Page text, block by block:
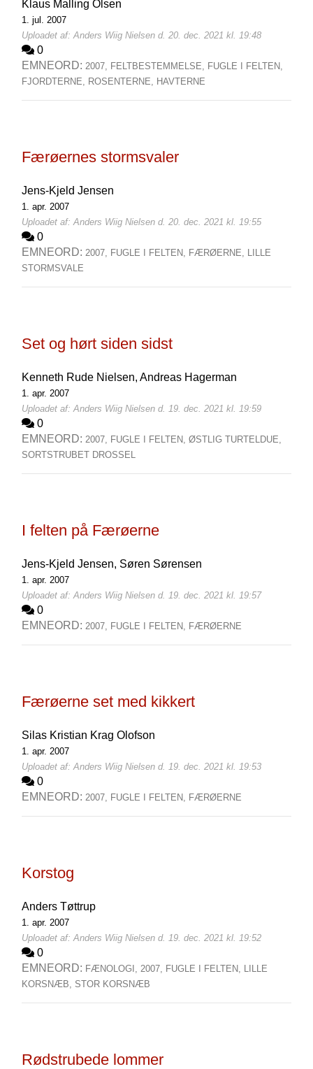
Klaus Malling Olsen
1. jul. 2007
Uploadet af: Anders Wiig Nielsen d. 20. dec. 2021 kl. 19:48
0
EMNEORD: 2007, FELTBESTEMMELSE, FUGLE I FELTEN,
FJORDTERNE, ROSENTERNE, HAVTERNE
Færøernes stormsvaler
Jens-Kjeld Jensen
1. apr. 2007
Uploadet af: Anders Wiig Nielsen d. 20. dec. 2021 kl. 19:55
0
EMNEORD: 2007, FUGLE I FELTEN, FÆRØERNE, LILLE
STORMSVALE
Set og hørt siden sidst
Kenneth Rude Nielsen, Andreas Hagerman
1. apr. 2007
Uploadet af: Anders Wiig Nielsen d. 19. dec. 2021 kl. 19:59
0
EMNEORD: 2007, FUGLE I FELTEN, ØSTLIG TURTELDUE,
SORTSTRUBET DROSSEL
I felten på Færøerne
Jens-Kjeld Jensen, Søren Sørensen
1. apr. 2007
Uploadet af: Anders Wiig Nielsen d. 19. dec. 2021 kl. 19:57
0
EMNEORD: 2007, FUGLE I FELTEN, FÆRØERNE
Færøerne set med kikkert
Silas Kristian Krag Olofson
1. apr. 2007
Uploadet af: Anders Wiig Nielsen d. 19. dec. 2021 kl. 19:53
0
EMNEORD: 2007, FUGLE I FELTEN, FÆRØERNE
Korstog
Anders Tøttrup
1. apr. 2007
Uploadet af: Anders Wiig Nielsen d. 19. dec. 2021 kl. 19:52
0
EMNEORD: FÆNOLOGI, 2007, FUGLE I FELTEN, LILLE
KORSNÆB, STOR KORSNÆB
Rødstrubede lommer